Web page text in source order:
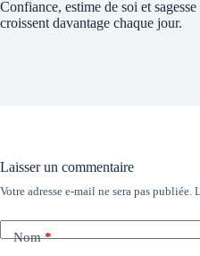
Confiance, estime de soi et
croissent davantage chaque jour.
Laisser un commentaire
Votre adresse e-mail ne sera pas publiée.
Nom*